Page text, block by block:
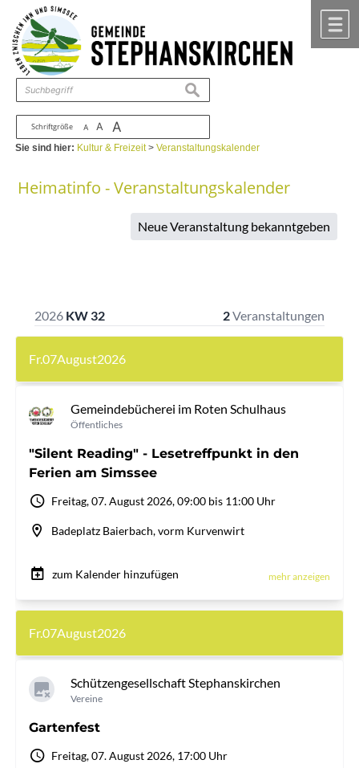
Zum Inhalt ,zur Navigation
Schriftgröße A A A
suchen
Sie sind hier: Kultur & Freizeit>Veranstaltungskalender
Heimatinfo - Veranstaltungskalender